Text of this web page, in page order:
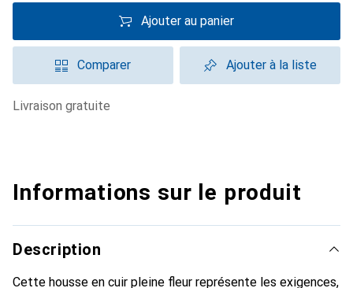
Ajouter au panier
Comparer Ajouter à la liste
livraison gratuite
Informations sur le produit
Description
Cette housse en cuir pleine fleur représente les exigences,